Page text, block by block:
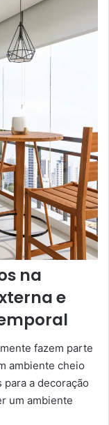
na
e
fazem parte
ambiente cheio
a decoração
um ambiente